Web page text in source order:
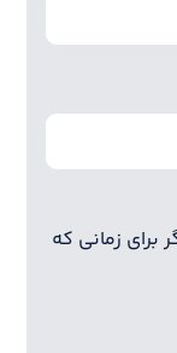
برای زمانی که